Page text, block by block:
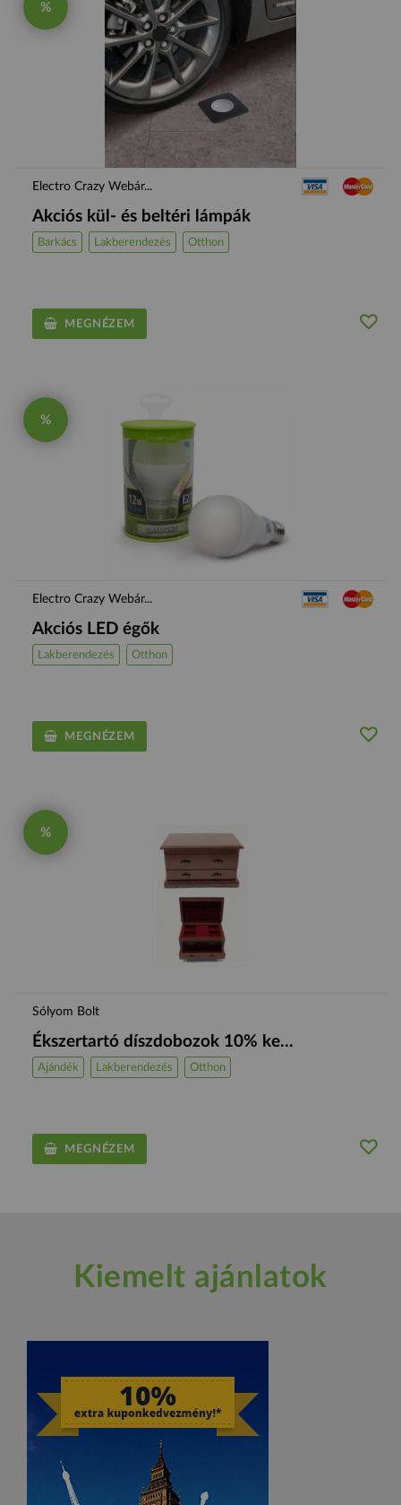
%
Electro Crazy Webár...
Akciós kül- és beltéri lámpák
Barkács Lakberendezés Otthon
MEGNÉZEM
%
Electro Crazy Webár...
Akciós LED égők
Lakberendezés Otthon
MEGNÉZEM
%
Sólyom Bolt
Ékszertartó díszdobozok 10% ke...
Ajándék Lakberendezés Otthon
MEGNÉZEM
Kiemelt ajánlatok